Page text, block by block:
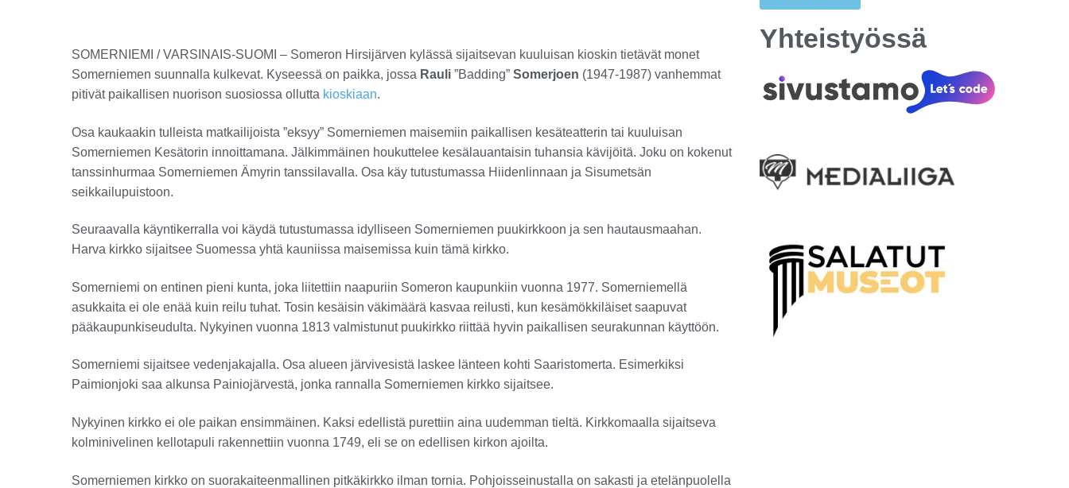
SOMERNIEMI / VARSINAIS-SUOMI – Someron Hirsijärven kylässä sijaitsevan kuuluisan kioskin tietävät monet
Somerniemen suunnalla kulkevat. Kyseessä on paikka, jossa Rauli ”Badding” Somerjoen (1947-1987) vanhemmat
pitivät paikallisen nuorison suosiossa ollutta kioskiaan.
Osa kaukaakin tulleista matkailijoista ”eksyy” Somerniemen maisemiin paikallisen kesäteatterin tai kuuluisan
Somerniemen Kesätorin innoittamana. Jälkimmäinen houkuttelee kesälauantaisin tuhansia kävijöitä. Joku on kokenut
tanssinhurmaa Somerniemen Ämyrin tanssilavalla. Osa käy tutustumassa Hiidenlinnaan ja Sisumetsän
seikkailupuistoon.
Seuraavalla käyntikerralla voi käydä tutustumassa idylliseen Somerniemen puukirkkoon ja sen hautausmaahan.
Harva kirkko sijaitsee Suomessa yhtä kauniissa maisemissa kuin tämä kirkko.
Somerniemi on entinen pieni kunta, joka liitettiin naapuriin Someron kaupunkiin vuonna 1977. Somerniemellä
asukkaita ei ole enää kuin reilu tuhat. Tosin kesäisin väkimäärä kasvaa reilusti, kun kesämökkiläiset saapuvat
pääkaupunkiseudulta. Nykyinen vuonna 1813 valmistunut puukirkko riittää hyvin paikallisen seurakunnan käyttöön.
Somerniemi sijaitsee vedenjakajalla. Osa alueen järvivesistä laskee länteen kohti Saaristomerta. Esimerkiksi
Paimionjoki saa alkunsa Painiojärvestä, jonka rannalla Somerniemen kirkko sijaitsee.
Nykyinen kirkko ei ole paikan ensimmäinen. Kaksi edellistä purettiin aina uudemman tieltä. Kirkkomaalla sijaitseva
kolminivelinen kellotapuli rakennettiin vuonna 1749, eli se on edellisen kirkon ajoilta.
Somerniemen kirkko on suorakaiteenmallinen pitkäkirkko ilman tornia. Pohjoisseinustalla on sakasti ja etelänpuolella
Yhteistyössä